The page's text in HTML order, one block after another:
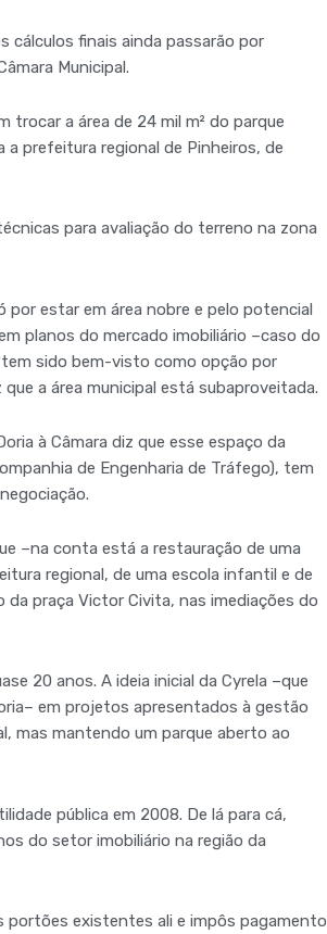
cálculos finais ainda passarão por
Municipal.
trocar a área de 24 mil m² do parque
prefeitura regional de Pinheiros, de
para avaliação do terreno na zona
estar em área nobre e pelo potencial
planos do mercado imobiliário –caso do
sido bem-visto como opção por
a área municipal está subaproveitada.
à Câmara diz que esse espaço da
de Engenharia de Tráfego), tem
–na conta está a restauração de uma
regional, de uma escola infantil e de
praça Victor Civita, nas imediações do
20 anos. A ideia inicial da Cyrela –que
em projetos apresentados à gestão
mas mantendo um parque aberto ao
pública em 2008. De lá para cá,
do setor imobiliário na região da
portões existentes ali e impôs pagamento